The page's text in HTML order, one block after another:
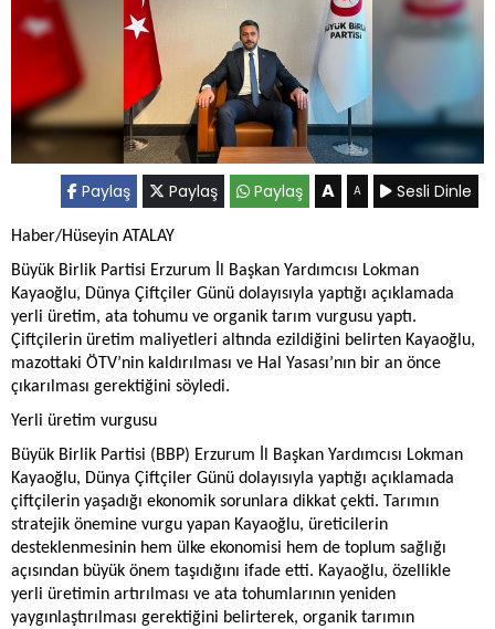
Paylaş Paylaş Paylaş A A Sesli Dinle
Haber/Hüseyin ATALAY
Büyük Birlik Partisi Erzurum İl Başkan Yardımcısı Lokman
Kayaoğlu, Dünya Çiftçiler Günü dolayısıyla yaptığı açıklamada
yerli üretim, ata tohumu ve organik tarım vurgusu yaptı.
Çiftçilerin üretim maliyetleri altında ezildiğini belirten Kayaoğlu,
mazottaki ÖTV’nin kaldırılması ve Hal Yasası’nın bir an önce
çıkarılması gerektiğini söyledi.
Yerli üretim vurgusu
Büyük Birlik Partisi (BBP) Erzurum İl Başkan Yardımcısı Lokman
Kayaoğlu, Dünya Çiftçiler Günü dolayısıyla yaptığı açıklamada
çiftçilerin yaşadığı ekonomik sorunlara dikkat çekti. Tarımın
stratejik önemine vurgu yapan Kayaoğlu, üreticilerin
desteklenmesinin hem ülke ekonomisi hem de toplum sağlığı
açısından büyük önem taşıdığını ifade etti. Kayaoğlu, özellikle
yerli üretimin artırılması ve ata tohumlarının yeniden
yaygınlaştırılması gerektiğini belirterek, organik tarımın